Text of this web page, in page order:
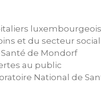
luxembourgeois
et du secteur social
de Mondorf
au public
National de